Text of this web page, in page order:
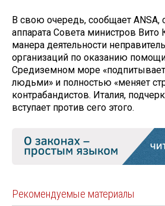
В свою очередь, сообщает ANSA,
аппарата Совета министров Вито
манера деятельности
организаций по оказанию
Средиземном море
людьми» и полностью «меняет
контрабандистов. Италия,
вступает против сего этого.
Рекомендуемые материалы